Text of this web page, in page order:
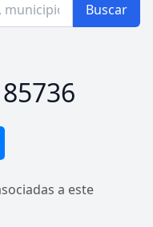
Buscar
a este